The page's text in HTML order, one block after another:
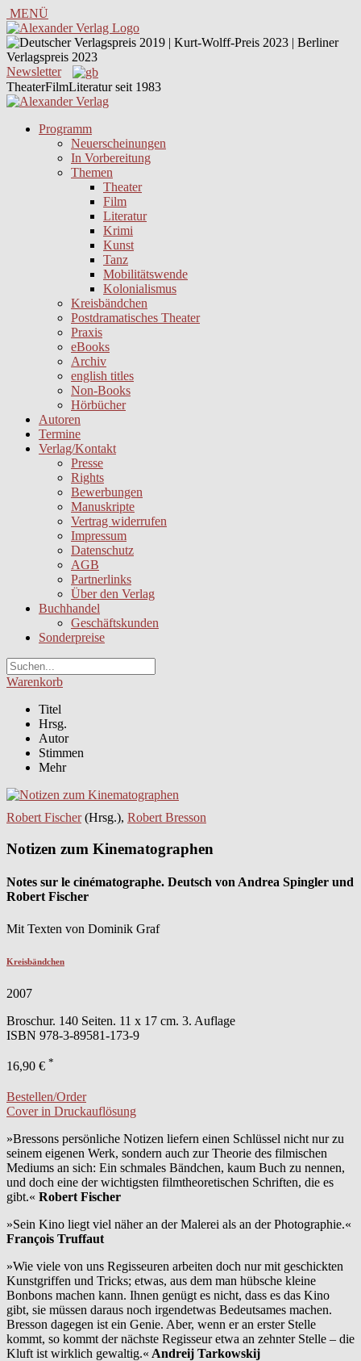
MENÜ
Newsletter
TheaterFilmLiteratur seit 1983
Programm
Neuerscheinungen
In Vorbereitung
Themen
Theater
Film
Literatur
Krimi
Kunst
Tanz
Mobilitätswende
Kolonialismus
Kreisbändchen
Postdramatisches Theater
Praxis
eBooks
Archiv
english titles
Non-Books
Hörbücher
Autoren
Termine
Verlag/Kontakt
Presse
Rights
Bewerbungen
Manuskripte
Vertrag widerrufen
Impressum
Datenschutz
AGB
Partnerlinks
Über den Verlag
Buchhandel
Geschäftskunden
Sonderpreise
Warenkorb
Titel
Hrsg.
Autor
Stimmen
Mehr
Robert Fischer(Hrsg.), Robert Bresson
Notizen zum Kinematographen
Notes sur le cinématographe. Deutsch von Andrea Spingler und
Robert Fischer
Mit Texten von Dominik Graf
Kreisbändchen
2007
Broschur. 140 Seiten. 11 x 17 cm. 3. Auflage
ISBN 978-3-89581-173-9
16,90 € *
Bestellen/Order
Cover in Druckauflösung
»Bressons persönliche Notizen liefern einen Schlüssel nicht nur zu
seinem eigenen Werk, sondern auch zur Theorie des filmischen
Mediums an sich: Ein schmales Bändchen, kaum Buch zu nennen,
und doch eine der wichtigsten filmtheoretischen Schriften, die es
gibt.« Robert Fischer
»Sein Kino liegt viel näher an der Malerei als an der Photographie.«
François Truffaut
»Wie viele von uns Regisseuren arbeiten doch nur mit geschickten
Kunstgriffen und Tricks; etwas, aus dem man hübsche kleine
Bonbons machen kann. Ihnen genügt es nicht, dass es das Kino
gibt, sie müssen daraus noch irgendetwas Bedeutsames machen.
Bresson dagegen ist ein Genie. Aber, wenn er an erster Stelle
kommt, so kommt der nächste Regisseur etwa an zehnter Stelle – die
Kluft ist wirklich gewaltig.« Andreij Tarkowskij